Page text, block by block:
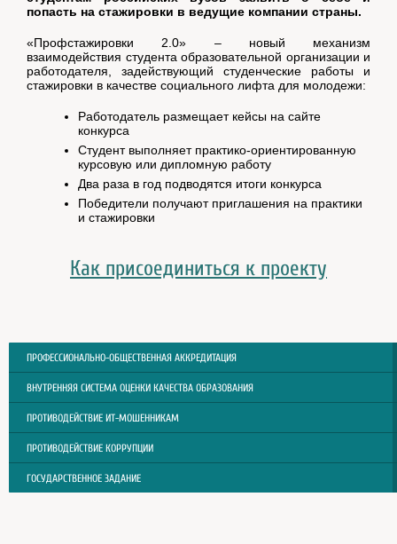
попасть на стажировки в ведущие компании страны.
«Профстажировки 2.0» – новый механизм
взаимодействия студента образовательной организации и
работодателя, задействующий студенческие работы и
стажировки в качестве социального лифта для молодежи:
Работодатель размещает кейсы на сайте
конкурса
Студент выполняет практико-ориентированную
курсовую или дипломную работу
Два раза в год подводятся итоги конкурса
Победители получают приглашения на практики
и стажировки
Как присоединиться к проекту
ПРОФЕССИОНАЛЬНО-ОБЩЕСТВЕННАЯ АККРЕДИТАЦИЯ
ВНУТРЕННЯЯ СИСТЕМА ОЦЕНКИ КАЧЕСТВА ОБРАЗОВАНИЯ
ПРОТИВОДЕЙСТВИЕ ИТ-МОШЕННИКАМ
ПРОТИВОДЕЙСТВИЕ КОРРУПЦИИ
ГОСУДАРСТВЕННОЕ ЗАДАНИЕ